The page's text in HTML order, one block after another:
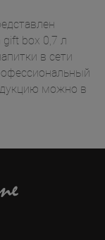
gift box 0,7 л
в сети
можно в